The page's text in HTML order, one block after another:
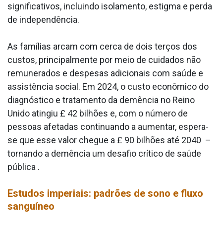
significativos, incluindo isolamento, estigma e perda
de independência.
As famílias arcam com cerca de dois terços dos
custos, principalmente por meio de cuidados não
remunerados e despesas adicionais com saúde e
assistência social. Em 2024, o custo econômico do
diagnóstico e tratamento da demência no Reino
Unido atingiu £ 42 bilhões e, com o número de
pessoas afetadas continuando a aumentar, espera-
se que esse valor chegue a £ 90 bilhões até 2040 –
tornando a demência um desafio crítico de saúde
pública .
Estudos imperiais: padrões de sono e fluxo
sanguíneo